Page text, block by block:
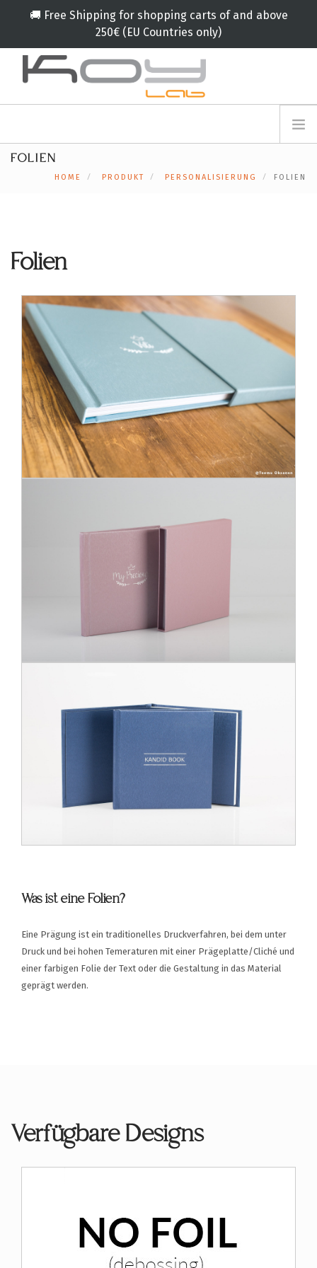
🚚 Free Shipping for shopping carts of and above
250€ (EU Countries only)
ANMELDEFORMULAR
KAMPAGNE
BLOG
UNTERSTÜTZUNG
KONTAKT
DE
FOLIEN
HOME PRODUKT PERSONALISIERUNG FOLIEN
Folien
Was ist eine Folien?
Eine Prägung ist ein traditionelles Druckverfahren, bei dem unter
Druck und bei hohen Temeraturen mit einer Prägeplatte/Cliché und
einer farbigen Folie der Text oder die Gestaltung in das Material
geprägt werden.
Verfügbare Designs